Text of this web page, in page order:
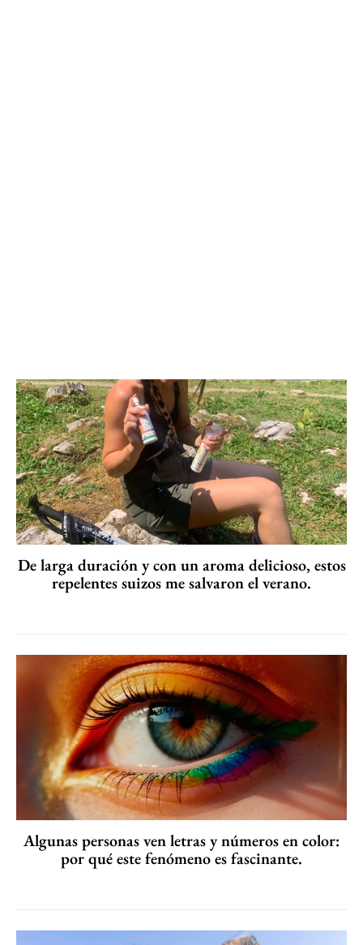
De larga duración y con un aroma delicioso, estos
repelentes suizos me salvaron el verano.
Algunas personas ven letras y números en color:
por qué este fenómeno es fascinante.